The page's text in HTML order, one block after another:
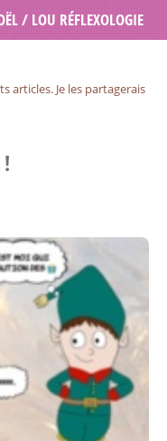
articles. Je les partagerais
!
/ LOU RÉFLEXOLOGIE